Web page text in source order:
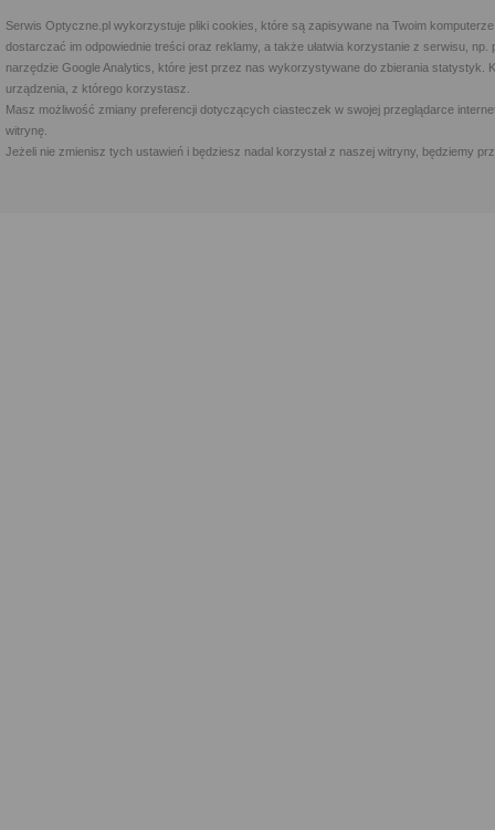
Serwis Optyczne.pl wykorzystuje pliki cookies, które są zapisywane na Twoim
dostarczać im odpowiednie treści oraz reklamy, a także ułatwia korzystanie z serwisu,
narzędzie Google Analytics, które jest przez nas wykorzystywane do zbierania statystyk.
urządzenia, z którego korzystasz.
Masz możliwość zmiany preferencji dotyczących ciasteczek w swojej przeglądarce
witrynę.
Jeżeli nie zmienisz tych ustawień i będziesz nadal korzystał z naszej witryny, będziemy